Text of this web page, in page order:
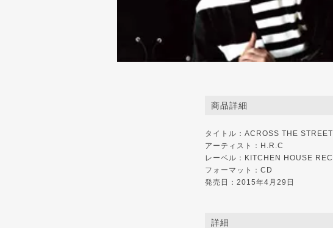
商品詳細
タイトル：ACROSS THE STREET
アーティスト：H.R.C
レーベル： KITCHEN HOUSE
フォーマット：CD
発売日：2015年4月29日
詳細